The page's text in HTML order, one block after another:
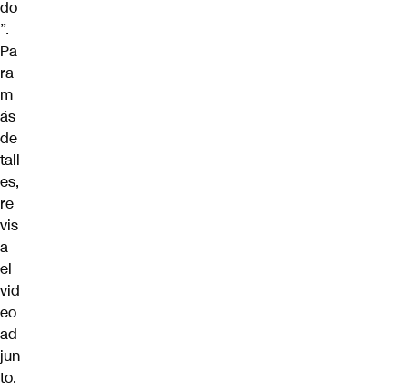
do
”.
Pa
ra
m
ás
de
tall
es,
re
vis
a
el
vid
eo
ad
jun
to.